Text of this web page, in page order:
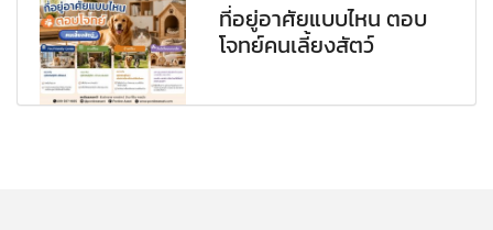
ที่อยู่อาศัยแบบไหน ตอบ
โจทย์คนเลี้ยงสัตว์